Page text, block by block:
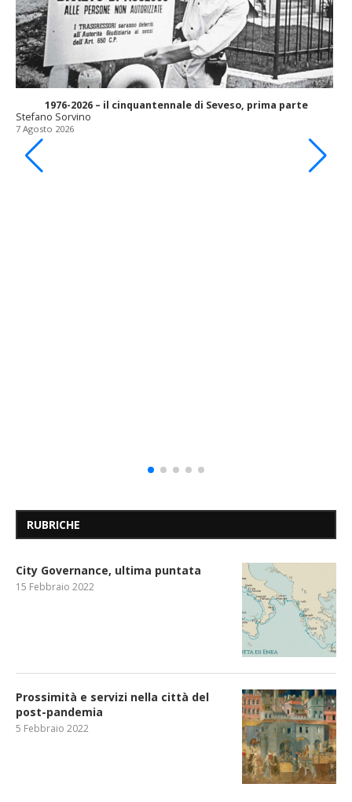
1976-2026 – il cinquantennale di Seveso, prima parte
Stefano Sorvino
7 Agosto 2026
RUBRICHE
City Governance, ultima puntata
15 Febbraio 2022
Prossimità e servizi nella città del
post-pandemia
5 Febbraio 2022